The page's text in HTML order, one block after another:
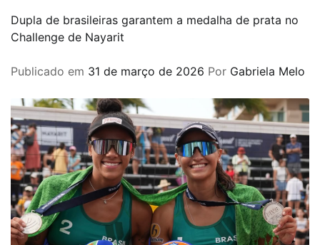
Dupla de brasileiras garantem a medalha de prata no
Challenge de Nayarit
Publicado em 31 de março de 2026 Por Gabriela Melo